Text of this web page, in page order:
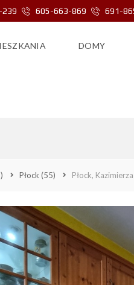
605-663-869 691-
DOMY
Płock (55) Płock,